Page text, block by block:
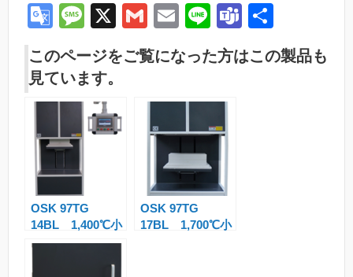
G
o
gl
Tr
a
n
sl
at
M
ss
a
g
e
X
G
m
ail
E
ail
Li
n
e
T
a
有
このページをご覧になった方はこの製品も
見ています。
OSK 97TG
14BL 1,400℃小
型ボトムローディ
OSK 97TG
17BL 1,700℃小